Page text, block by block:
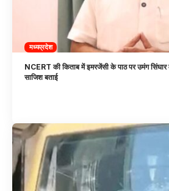
मध्यप्रदेश
NCERT की किताब में इमरजेंसी के पाठ पर उमंग सिंघार
साजिश बताई